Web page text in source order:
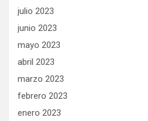
julio 2023
junio 2023
mayo 2023
abril 2023
marzo 2023
febrero 2023
enero 2023